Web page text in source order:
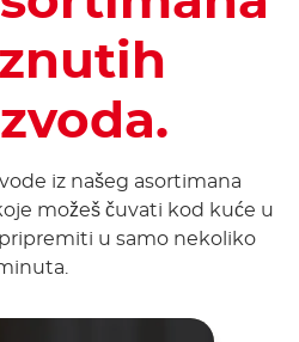
iz našeg asortimana
možeš čuvati kod kuće u
u samo nekoliko